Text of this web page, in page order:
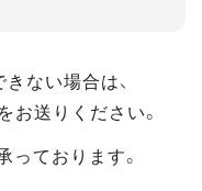
ない場合は、
お送りください。
ております。